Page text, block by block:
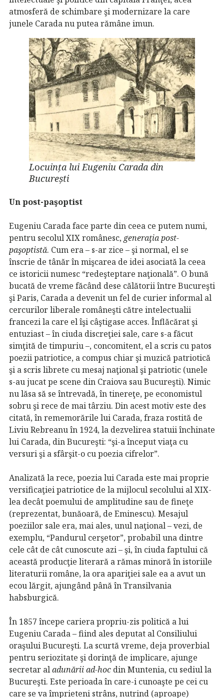
atmosferă de schimbare şi modernizare la care
junele Carada nu putea rămâne imun.
Locuința lui Eugeniu Carada din
București
Un post-paşoptist
Eugeniu Carada face parte din ceea ce putem numi,
pentru secolul XIX românesc, generaţia post-
paşoptistă. Cum era – s-ar zice – şi normal, el se
înscrie de tânăr în mişcarea de idei asociată la ceea
ce istoricii numesc “redeşteptare naţională”. O bună
bucată de vreme făcând dese călătorii între Bucureşti
şi Paris, Carada a devenit un fel de curier informal al
cercurilor liberale româneşti către intelectualii
francezi la care el îşi câştigase acces. Înflăcărat şi
entuziast – în ciuda discreţiei sale, care s-a făcut
simţită de timpuriu –, concomitent, el a scris cu patos
poezii patriotice, a compus chiar şi muzică patriotică
şi a scris librete cu mesaj naţional şi patriotic (unele
s-au jucat pe scene din Craiova sau Bucureşti). Nimic
nu lăsa să se întrevadă, în tinereţe, pe economistul
sobru şi rece de mai târziu. Din acest motiv este des
citată, în rememorările lui Carada, fraza rostită de
Liviu Rebreanu în 1924, la dezvelirea statuii închinate
lui Carada, din Bucureşti: “şi-a început viaţa cu
versuri şi a sfârşit-o cu poezia cifrelor”.
Analizată la rece, poezia lui Carada este mai proprie
versificaţiei patriotice de la mijlocul secolului al XIX-
lea decât poemului de amplitudine sau de fineţe
(reprezentat, bunăoară, de Eminescu). Mesajul
poeziilor sale era, mai ales, unul naţional – vezi, de
exemplu, “Pandurul cerşetor”, probabil una dintre
cele cât de cât cunoscute azi – şi, în ciuda faptului că
această producţie literară a rămas minoră în istoriile
literaturii române, la ora apariţiei sale ea a avut un
ecou lărgit, ajungând până în Transilvania
habsburgică.
În 1857 începe cariera propriu-zis politică a lui
Eugeniu Carada – fiind ales deputat al Consiliului
oraşului Bucureşti. La scurtă vreme, deja proverbial
pentru seriozitate şi dorinţă de implicare, ajunge
secretar aladunării ad-hoc din Muntenia, cu sediul la
Bucureşti. Este perioada în care-i cunoaşte pe cei cu
care se va împrieteni strâns, nutrind (aproape)